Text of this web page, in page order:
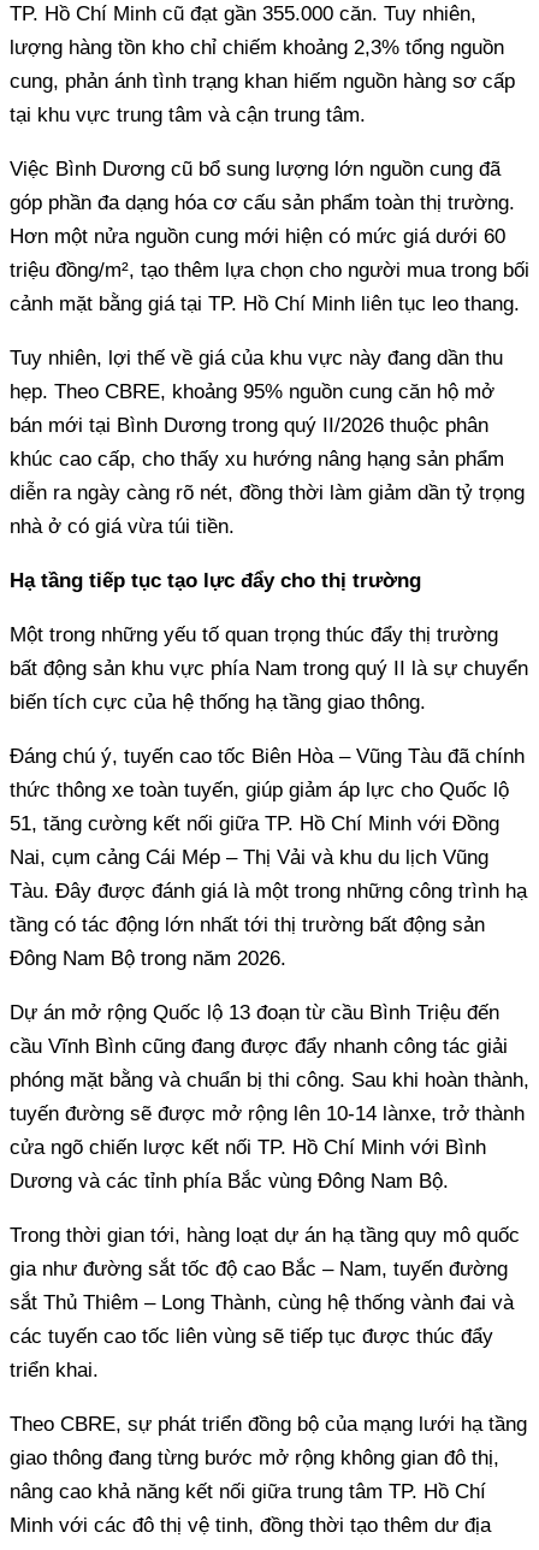
TP. Hồ Chí Minh cũ đạt gần 355.000 căn. Tuy nhiên,
lượng hàng tồn kho chỉ chiếm khoảng 2,3% tổng nguồn
cung, phản ánh tình trạng khan hiếm nguồn hàng sơ cấp
tại khu vực trung tâm và cận trung tâm.
Việc Bình Dương cũ bổ sung lượng lớn nguồn cung đã
góp phần đa dạng hóa cơ cấu sản phẩm toàn thị trường.
Hơn một nửa nguồn cung mới hiện có mức giá dưới 60
triệu đồng/m², tạo thêm lựa chọn cho người mua trong bối
cảnh mặt bằng giá tại TP. Hồ Chí Minh liên tục leo thang.
Tuy nhiên, lợi thế về giá của khu vực này đang dần thu
hẹp. Theo CBRE, khoảng 95% nguồn cung căn hộ mở
bán mới tại Bình Dương trong quý II/2026 thuộc phân
khúc cao cấp, cho thấy xu hướng nâng hạng sản phẩm
diễn ra ngày càng rõ nét, đồng thời làm giảm dần tỷ trọng
nhà ở có giá vừa túi tiền.
Hạ tầng tiếp tục tạo lực đẩy cho thị trường
Một trong những yếu tố quan trọng thúc đẩy thị trường
bất động sản khu vực phía Nam trong quý II là sự chuyển
biến tích cực của hệ thống hạ tầng giao thông.
Đáng chú ý, tuyến cao tốc Biên Hòa – Vũng Tàu đã chính
thức thông xe toàn tuyến, giúp giảm áp lực cho Quốc lộ
51, tăng cường kết nối giữa TP. Hồ Chí Minh với Đồng
Nai, cụm cảng Cái Mép – Thị Vải và khu du lịch Vũng
Tàu. Đây được đánh giá là một trong những công trình hạ
tầng có tác động lớn nhất tới thị trường bất động sản
Đông Nam Bộ trong năm 2026.
Dự án mở rộng Quốc lộ 13 đoạn từ cầu Bình Triệu đến
cầu Vĩnh Bình cũng đang được đẩy nhanh công tác giải
phóng mặt bằng và chuẩn bị thi công. Sau khi hoàn thành,
tuyến đường sẽ được mở rộng lên 10-14 lànxe, trở thành
cửa ngõ chiến lược kết nối TP. Hồ Chí Minh với Bình
Dương và các tỉnh phía Bắc vùng Đông Nam Bộ.
Trong thời gian tới, hàng loạt dự án hạ tầng quy mô quốc
gia như đường sắt tốc độ cao Bắc – Nam, tuyến đường
sắt Thủ Thiêm – Long Thành, cùng hệ thống vành đai và
các tuyến cao tốc liên vùng sẽ tiếp tục được thúc đẩy
triển khai.
Theo CBRE, sự phát triển đồng bộ của mạng lưới hạ tầng
giao thông đang từng bước mở rộng không gian đô thị,
nâng cao khả năng kết nối giữa trung tâm TP. Hồ Chí
Minh với các đô thị vệ tinh, đồng thời tạo thêm dư địa